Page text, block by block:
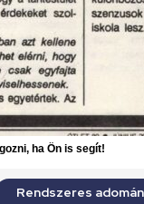
ha Ön is segít!